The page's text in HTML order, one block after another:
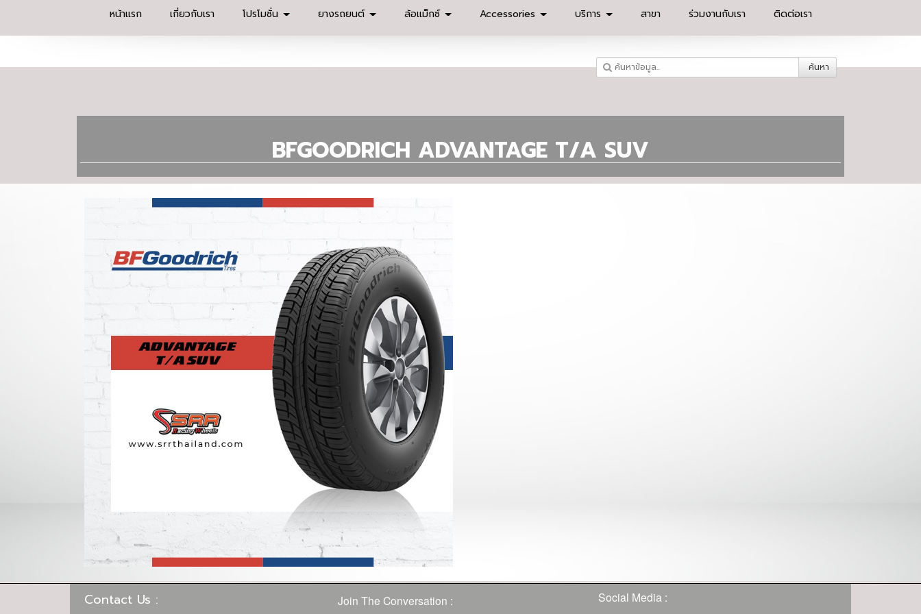
หน้าแรก เกี่ยวกับเรา โปรโมชั่น ยางรถยนต์ ล้อแม็กซ์ Accessories บริการ สาขา ร่วมงานกับเรา ติดต่อเรา
ค้นหา
BFGOODRICH ADVANTAGE T/A SUV
Contact Us : Join The Conversation : Social Media :